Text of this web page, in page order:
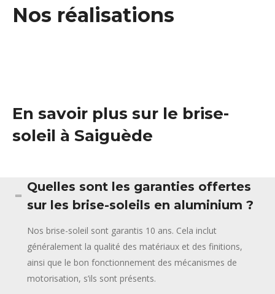
Nos réalisations
En savoir plus sur le brise-
soleil à Saiguède
Quelles sont les garanties offertes
sur les brise-soleils en aluminium ?
Nos brise-soleil sont garantis 10 ans. Cela inclut
généralement la qualité des matériaux et des finitions,
ainsi que le bon fonctionnement des mécanismes de
motorisation, s’ils sont présents.